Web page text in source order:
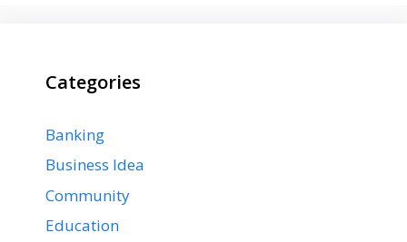
Categories
Banking
Business Idea
Community
Education